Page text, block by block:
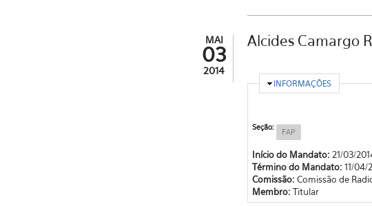
MAI
03
2014
Alcides Camargo
OCULTAR
INFORMAÇÕES
Seção: FAP
Início do Mandato: 21/03/
Término do Mandato:11/04/
Comissão:Comissão de
Membro:Titular